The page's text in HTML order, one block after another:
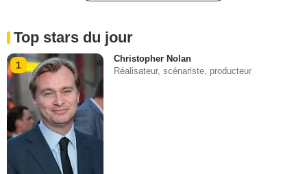
Top stars du jour
1
Christopher Nolan
Réalisateur, scénariste, producteur